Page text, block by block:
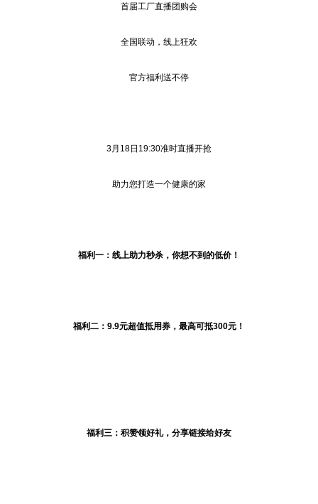
首届工厂直播团购会
全国联动，线上狂欢
官方福利送不停
3月18日19:30准时直播开抢
助力您打造一个健康的家
福利一：线上助力秒杀，你想不到的低价！
福利二：9.9元超值抵用券，最高可抵300元！
福利三：积赞领好礼，分享链接给好友